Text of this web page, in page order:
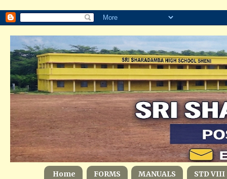
Home FORMS MANUALS STD VIII